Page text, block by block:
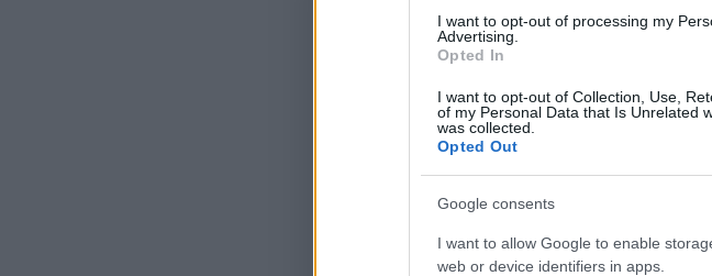
I want to opt-out of processing my
Advertising.
Opted In
I want to opt-out of Collection, Use,
of my Personal Data that Is Unrelated
was collected.
Opted Out
Google consents
I want to allow Google to enable
web or device identifiers in apps.
Υποβολή